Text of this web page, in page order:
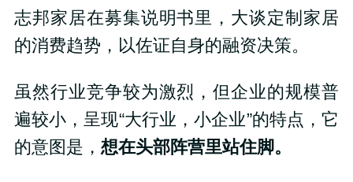
志邦家居在募集说明书里，大谈定制家居
的消费趋势，以佐证自身的融资决策。
虽然行业竞争较为激烈，但企业的规模普
遍较小，呈现“大行业，小企业”的特点，它
的意图是， 想在头部阵营里站住脚。